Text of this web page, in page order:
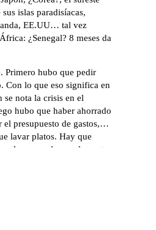
islas paradisíacas,
EE.UU… tal vez
¿Senegal? 8 meses da
Primero hubo que pedir
Con lo que eso significa en
se nota la crisis en el
hubo que haber ahorrado
el presupuesto de gastos,…
lavar platos. Hay que
lo menos los vuelos entre